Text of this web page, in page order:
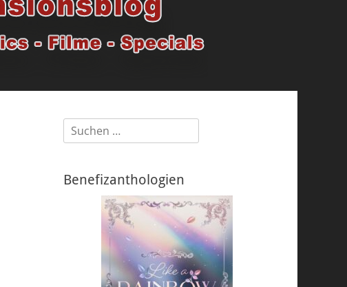
Suchen
nach:
Benefizanthologien